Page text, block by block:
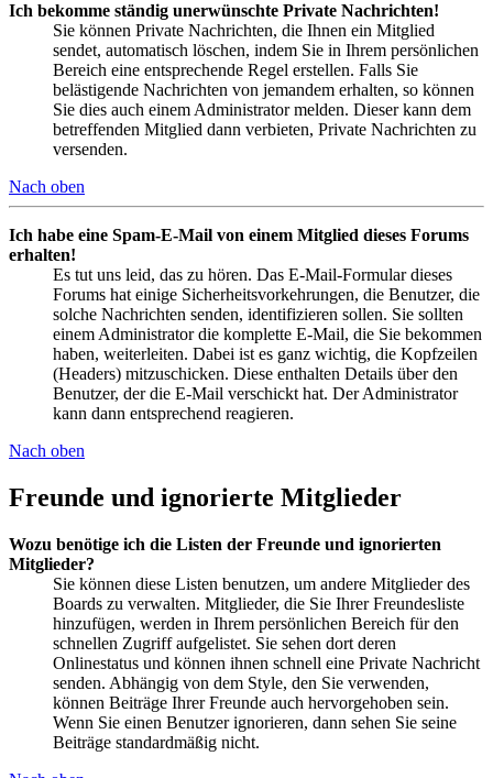
Ich bekomme ständig unerwünschte Private Nachrichten!
Sie können Private Nachrichten, die Ihnen ein Mitglied
sendet, automatisch löschen, indem Sie in Ihrem persönlichen
Bereich eine entsprechende Regel erstellen. Falls Sie
belästigende Nachrichten von jemandem erhalten, so können
Sie dies auch einem Administrator melden. Dieser kann dem
betreffenden Mitglied dann verbieten, Private Nachrichten zu
versenden.
Nach oben
Ich habe eine Spam-E-Mail von einem Mitglied dieses Forums
erhalten!
Es tut uns leid, das zu hören. Das E-Mail-Formular dieses
Forums hat einige Sicherheitsvorkehrungen, die Benutzer, die
solche Nachrichten senden, identifizieren sollen. Sie sollten
einem Administrator die komplette E-Mail, die Sie bekommen
haben, weiterleiten. Dabei ist es ganz wichtig, die Kopfzeilen
(Headers) mitzuschicken. Diese enthalten Details über den
Benutzer, der die E-Mail verschickt hat. Der Administrator
kann dann entsprechend reagieren.
Nach oben
Freunde und ignorierte Mitglieder
Wozu benötige ich die Listen der Freunde und ignorierten
Mitglieder?
Sie können diese Listen benutzen, um andere Mitglieder des
Boards zu verwalten. Mitglieder, die Sie Ihrer Freundesliste
hinzufügen, werden in Ihrem persönlichen Bereich für den
schnellen Zugriff aufgelistet. Sie sehen dort deren
Onlinestatus und können ihnen schnell eine Private Nachricht
senden. Abhängig von dem Style, den Sie verwenden,
können Beiträge Ihrer Freunde auch hervorgehoben sein.
Wenn Sie einen Benutzer ignorieren, dann sehen Sie seine
Beiträge standardmäßig nicht.